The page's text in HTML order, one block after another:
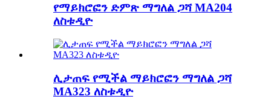
የማይክሮፎን ድምጽ ማግለል ጋሻ MA204
ለስቱዲዮ
ሊታጠፍ የሚችል ማይክሮፎን ማግለል ጋሻ
MA323 ለስቱዲዮ